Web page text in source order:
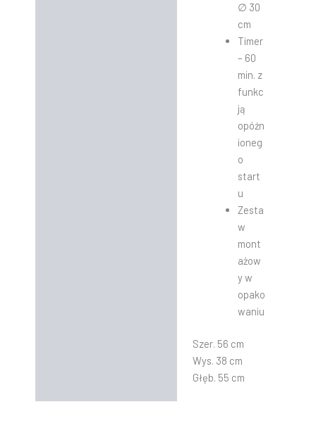
∅ 30
cm
Timer
– 60
min. z
funkc
ją
opóźn
ioneg
o
start
u
Zesta
w
mont
ażow
y w
opako
waniu
Szer. 56 cm
Wys. 38 cm
Głęb. 55 cm